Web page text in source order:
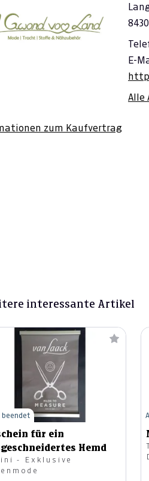
E-
Alle
zum Kaufvertrag
interessante Artikel
für ein
Hemd
- Exklusive
beendet